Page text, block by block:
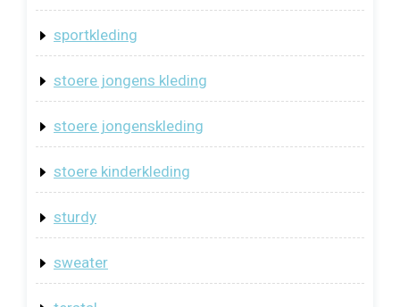
sportkleding
stoere jongens kleding
stoere jongenskleding
stoere kinderkleding
sturdy
sweater